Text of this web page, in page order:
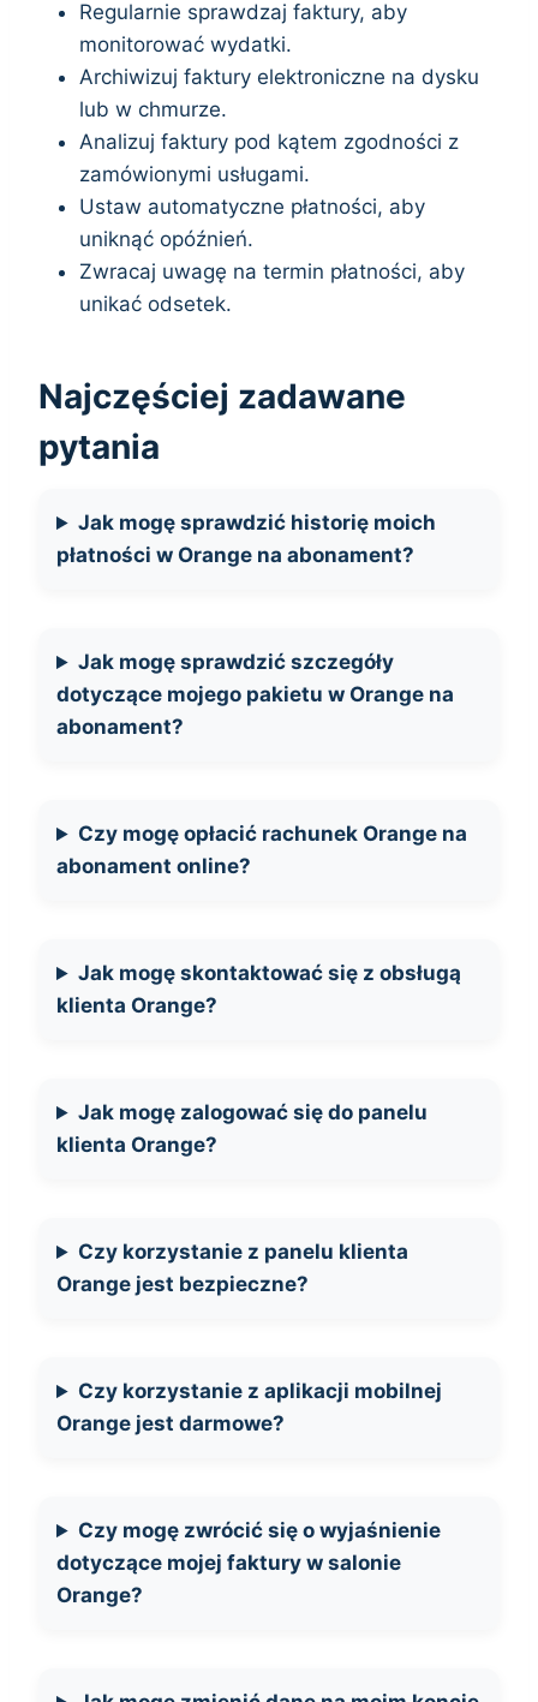
Regularnie sprawdzaj faktury, aby
monitorować wydatki.
Archiwizuj faktury elektroniczne na dysku
lub w chmurze.
Analizuj faktury pod kątem zgodności z
zamówionymi usługami.
Ustaw automatyczne płatności, aby
uniknąć opóźnień.
Zwracaj uwagę na termin płatności, aby
unikać odsetek.
Najczęściej zadawane
pytania
Jak mogę sprawdzić historię moich
płatności w Orange na abonament?
Jak mogę sprawdzić szczegóły
dotyczące mojego pakietu w Orange na
abonament?
Czy mogę opłacić rachunek Orange na
abonament online?
Jak mogę skontaktować się z obsługą
klienta Orange?
Jak mogę zalogować się do panelu
klienta Orange?
Czy korzystanie z panelu klienta
Orange jest bezpieczne?
Czy korzystanie z aplikacji mobilnej
Orange jest darmowe?
Czy mogę zwrócić się o wyjaśnienie
dotyczące mojej faktury w salonie
Orange?